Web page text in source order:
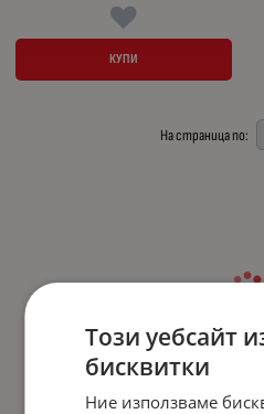
КУПИ
На страница по:
Този уебсайт
бисквитки
Ние използваме